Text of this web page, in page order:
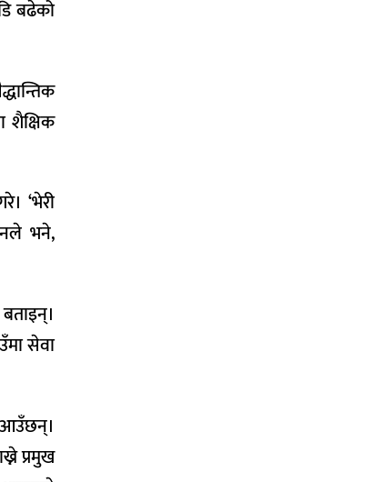
बढेको
शैक्षिक
‘भेरी
भने,
सेवा
आउँछन्।
प्रमुख